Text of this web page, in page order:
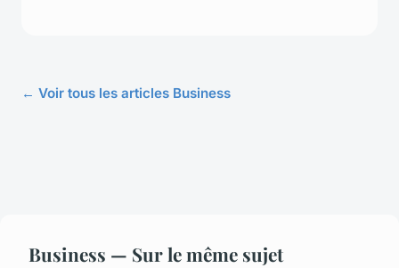
← Voir tous les articles Business
Business — Sur le même sujet